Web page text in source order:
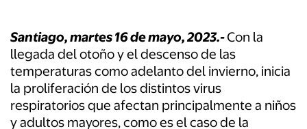
Santiago, martes 16 de mayo, 2023.-Con la
llegada del otoño y el descenso de las
temperaturas como adelanto del invierno, inicia
la proliferación de los distintos virus
respiratorios que afectan principalmente a niños
y adultos mayores, como es el caso de la